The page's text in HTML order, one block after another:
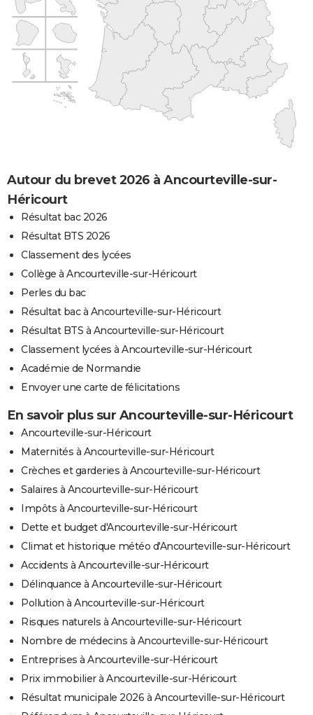
Autour du brevet 2026 à Ancourteville-sur-
Héricourt
Résultat bac 2026
Résultat BTS 2026
Classement des lycées
Collège à Ancourteville-sur-Héricourt
Perles du bac
Résultat bac à Ancourteville-sur-Héricourt
Résultat BTS à Ancourteville-sur-Héricourt
Classement lycées à Ancourteville-sur-Héricourt
Académie de Normandie
Envoyer une carte de félicitations
En savoir plus sur Ancourteville-sur-Héricourt
Ancourteville-sur-Héricourt
Maternités à Ancourteville-sur-Héricourt
Crèches et garderies à Ancourteville-sur-Héricourt
Salaires à Ancourteville-sur-Héricourt
Impôts à Ancourteville-sur-Héricourt
Dette et budget d'Ancourteville-sur-Héricourt
Climat et historique météo d'Ancourteville-sur-Héricourt
Accidents à Ancourteville-sur-Héricourt
Délinquance à Ancourteville-sur-Héricourt
Pollution à Ancourteville-sur-Héricourt
Risques naturels à Ancourteville-sur-Héricourt
Nombre de médecins à Ancourteville-sur-Héricourt
Entreprises à Ancourteville-sur-Héricourt
Prix immobilier à Ancourteville-sur-Héricourt
Résultat municipale 2026 à Ancourteville-sur-Héricourt